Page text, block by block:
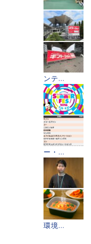
ンテ...
ー・...
環境...